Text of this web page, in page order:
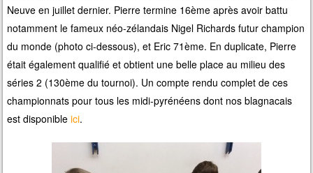
Neuve en juillet dernier. Pierre termine 16ème après avoir battu
notamment le fameux néo-zélandais Nigel Richards futur champion
du monde (photo ci-dessous), et Eric 71ème. En duplicate, Pierre
était également qualifié et obtient une belle place au milieu des
séries 2 (130ème du tournoi). Un compte rendu complet de ces
championnats pour tous les midi-pyrénéens dont nos blagnacais
est disponibleici.